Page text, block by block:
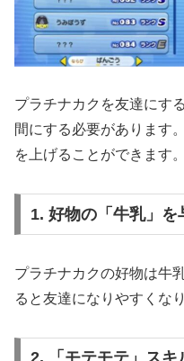
プラチナカクを友達にす
間にする必要があります
を上げることができます。
1. 好物の「牛乳」を
プラチナカクの好物は牛
ると友達になりやすくな